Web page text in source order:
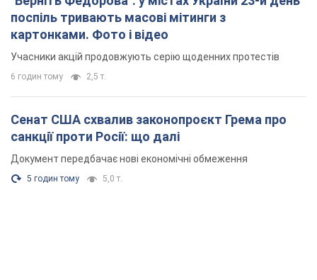
поспіль тривають масові мітинги з
картонками. Фото і відео
Учасники акцій продовжують серію щоденних протестів
6 годин тому 2,5 т.
Сенат США схвалив законопроєкт Грема про
санкції проти Росії: що далі
Документ передбачає нові економічні обмеження
5 годин тому 5,0 т.